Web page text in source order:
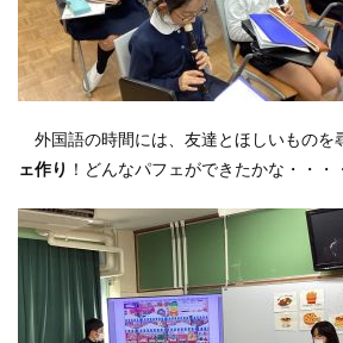
外国語の時間には、友達とほしいものを
ェ作り ！どんなパフェができたかな・・・